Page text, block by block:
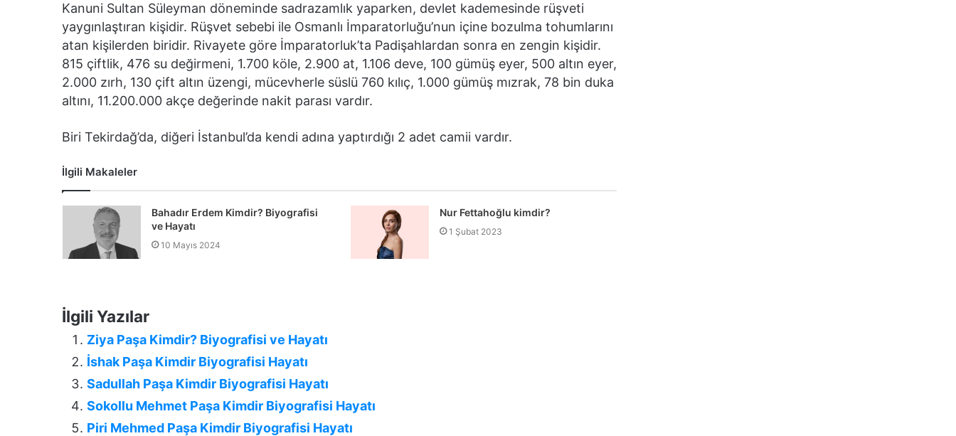
Kanuni Sultan Süleyman döneminde sadrazamlık yaparken, devlet kademesinde rüşveti
yaygınlaştıran kişidir. Rüşvet sebebi ile Osmanlı İmparatorluğu’nun içine bozulma tohumlarını
atan kişilerden biridir. Rivayete göre İmparatorluk’ta Padişahlardan sonra en zengin kişidir.
815 çiftlik, 476 su değirmeni, 1.700 köle, 2.900 at, 1.106 deve, 100 gümüş eyer, 500 altın eyer,
2.000 zırh, 130 çift altın üzengi, mücevherle süslü 760 kılıç, 1.000 gümüş mızrak, 78 bin duka
altını, 11.200.000 akçe değerinde nakit parası vardır.
Biri Tekirdağ’da, diğeri İstanbul’da kendi adına yaptırdığı 2 adet camii vardır.
İlgili Makaleler
Bahadır Erdem Kimdir? Biyografisi
ve Hayatı
10 Mayıs 2024
Nur Fettahoğlu kimdir?
1 Şubat 2023
İlgili Yazılar
Ziya Paşa Kimdir? Biyografisi ve Hayatı
İshak Paşa Kimdir Biyografisi Hayatı
Sadullah Paşa Kimdir Biyografisi Hayatı
Sokollu Mehmet Paşa Kimdir Biyografisi Hayatı
Piri Mehmed Paşa Kimdir Biyografisi Hayatı